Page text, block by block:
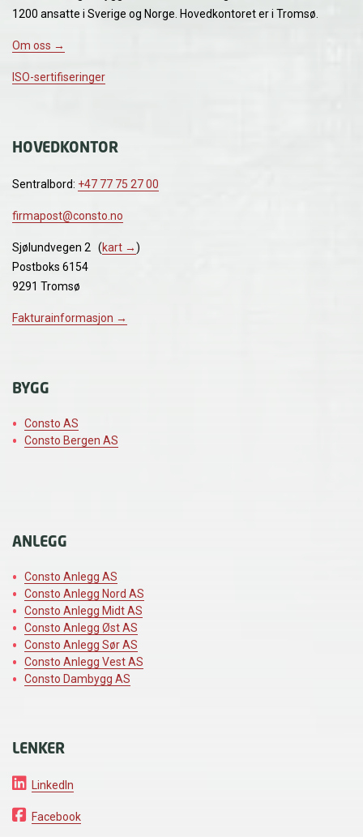
1200 ansatte i Sverige og Norge. Hovedkontoret er i Tromsø.
Om oss →
ISO-sertifiseringer
HOVEDKONTOR
Sentralbord: +47 77 75 27 00
firmapost@consto.no
Sjølundvegen 2 (kart →)
Postboks 6154
9291 Tromsø
Fakturainformasjon →
BYGG
Consto AS
Consto Bergen AS
ANLEGG
Consto Anlegg AS
Consto Anlegg Nord AS
Consto Anlegg Midt AS
Consto Anlegg Øst AS
Consto Anlegg Sør AS
Consto Anlegg Vest AS
Consto Dambygg AS
LENKER
LinkedIn
Facebook